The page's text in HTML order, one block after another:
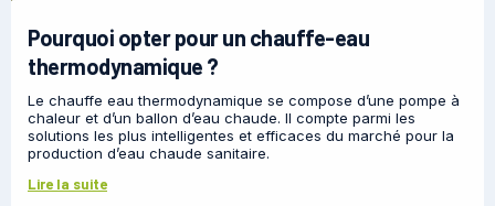
Pourquoi opter pour un chauffe-eau
thermodynamique ?
Le chauffe eau thermodynamique se compose d’une pompe à
chaleur et d’un ballon d’eau chaude. Il compte parmi les
solutions les plus intelligentes et efficaces du marché pour la
production d’eau chaude sanitaire.
Lire la suite